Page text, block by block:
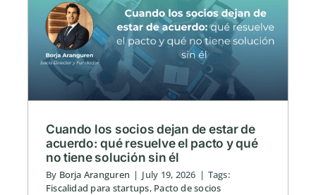
Cuando los socios dejan de estar de
acuerdo: qué resuelve el pacto y qué
no tiene solución sin él
By Borja Aranguren | July 19, 2026 | Tags:
Fiscalidad para startups, Pacto de socios